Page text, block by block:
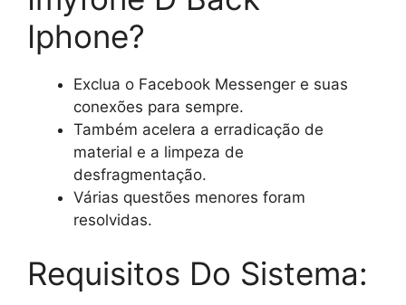
Iphone?
Exclua o Facebook Messenger e suas
conexões para sempre.
Também acelera a erradicação de
material e a limpeza de
desfragmentação.
Várias questões menores foram
resolvidas.
Requisitos Do Sistema: